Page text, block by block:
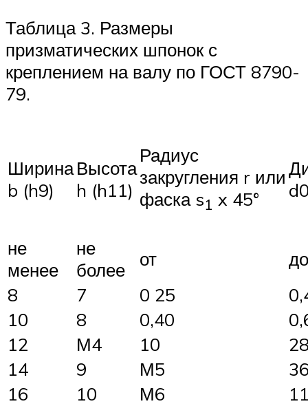
Таблица 3. Размеры
призматических шпонок с
креплением на валу по ГОСТ 8790-
79.
Ширина
b (h9)
Высота
h (h11)
Радиус
закругления r или
фаска s1 x 45°
не
менее
не
более
от
до
8
7 0 25
10
8 0,40
12
М4 10
14
9 М5
16
10 М6